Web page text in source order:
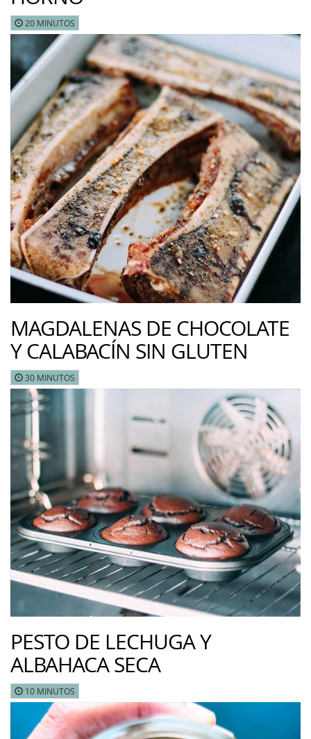
20 MINUTOS
MAGDALENAS DE CHOCOLATE
Y CALABACÍN SIN GLUTEN
30 MINUTOS
PESTO DE LECHUGA Y
ALBAHACA SECA
10 MINUTOS